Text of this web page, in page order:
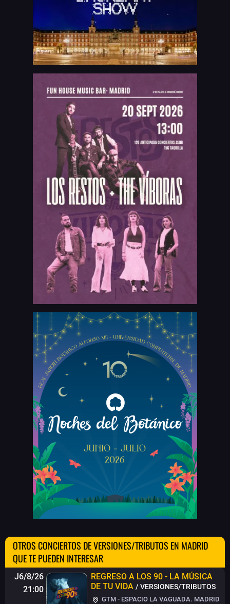
OTROS CONCIERTOS DE VERSIONES/TRIBUTOS EN MADRID
QUE TE PUEDEN INTERESAR
J6/8/26
21:00
REGRESO A LOS 90 - LA MÚSICA
DE TU VIDA / VERSIONES/TRIBUTOS
GTM - ESPACIO LA VAGUADA. MADRID